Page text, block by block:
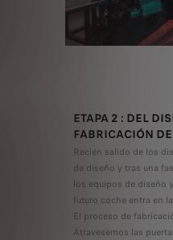
ETAPA 2 : DEL
FABRICACIÓN
Recién salido de los
de diseño y tras una
los equipos de diseño
futuro coche entra en
El proceso de
Atravesemos las